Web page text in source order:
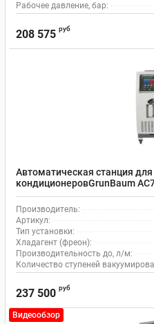
Рабочее давление, бар:
208 575 руб
Автоматическая станция
кондиционеровGrunBaum
экран 8"
Производитель:
Артикул:
Тип установки:
Хладагент (фреон):
Производительность до, л/м:
Количество ступеней
237 500 руб
Видеообзор